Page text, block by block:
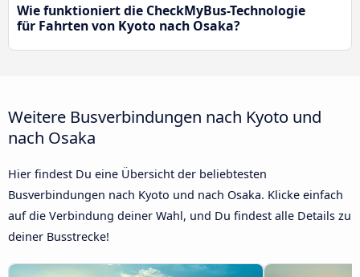
Wie funktioniert die CheckMyBus-Technologie
für Fahrten von Kyoto nach Osaka?
Weitere Busverbindungen nach Kyoto und
nach Osaka
Hier findest Du eine Übersicht der beliebtesten
Busverbindungen nach Kyoto und nach Osaka. Klicke einfach
auf die Verbindung deiner Wahl, und Du findest alle Details zu
deiner Busstrecke!